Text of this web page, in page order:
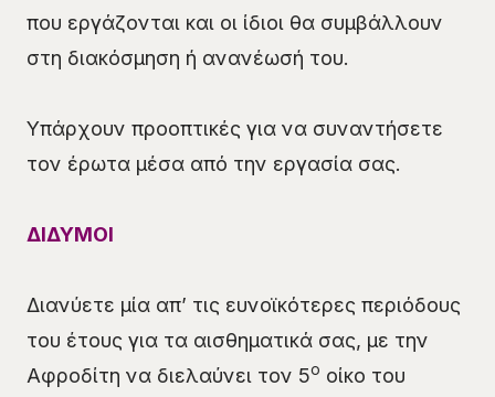
που εργάζονται και οι ίδιοι θα συμβάλλουν
στη διακόσμηση ή ανανέωσή του.
Υπάρχουν προοπτικές για να συναντήσετε
τον έρωτα μέσα από την εργασία σας.
ΔΙΔΥΜΟΙ
Διανύετε μία απ’ τις ευνοϊκότερες περιόδους
του έτους για τα αισθηματικά σας, με την
Αφροδίτη να διελαύνει τον 5ο οίκο του